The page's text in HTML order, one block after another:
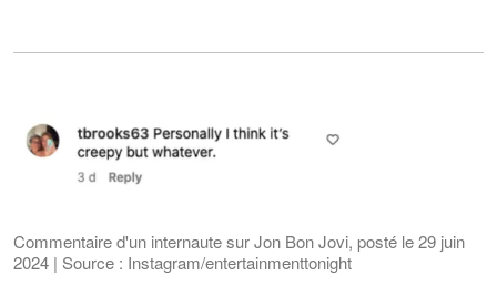
Commentaire d'un internaute sur Jon Bon Jovi, posté le 29 juin
2024 | Source : Instagram/entertainmenttonight